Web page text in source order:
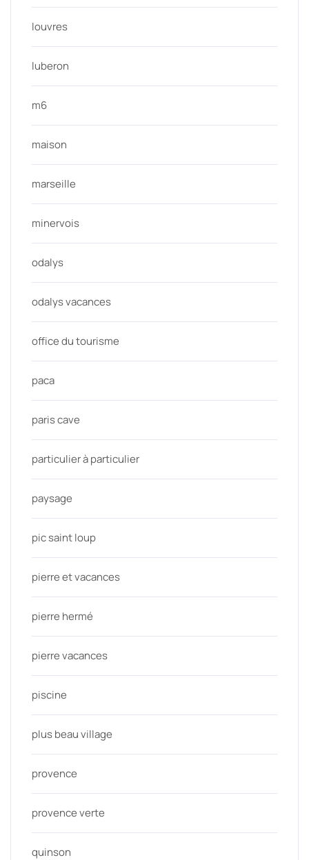
louvres
luberon
m6
maison
marseille
minervois
odalys
odalys vacances
office du tourisme
paca
paris cave
particulier à particulier
paysage
pic saint loup
pierre et vacances
pierre hermé
pierre vacances
piscine
plus beau village
provence
provence verte
quinson